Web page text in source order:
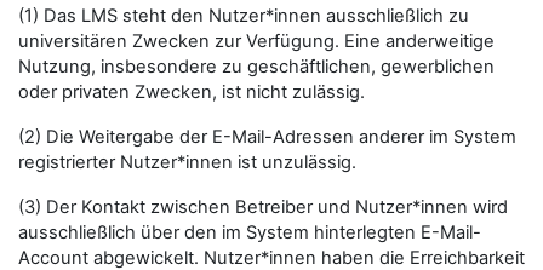
(1) Das LMS steht den Nutzer*innen ausschließlich zu
universitären Zwecken zur Verfügung. Eine anderweitige
Nutzung, insbesondere zu geschäftlichen, gewerblichen
oder privaten Zwecken, ist nicht zulässig.
(2) Die Weitergabe der E-Mail-Adressen anderer im System
registrierter Nutzer*innen ist unzulässig.
(3) Der Kontakt zwischen Betreiber und Nutzer*innen wird
ausschließlich über den im System hinterlegten E-Mail-
Account abgewickelt. Nutzer*innen haben die Erreichbarkeit